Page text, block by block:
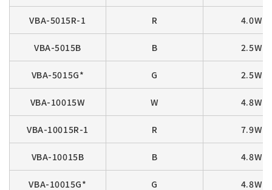
VBA-5015R-1 R 4.0W
VBA-5015B B 2.5W
VBA-5015G* G 2.5W
VBA-10015W W 4.8W
VBA-10015R-1 R 7.9W
VBA-10015B B 4.8W
VBA-10015G* G 4.8W